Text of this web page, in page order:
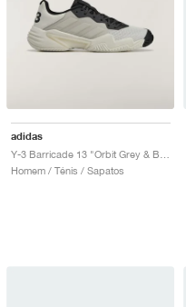
adidas
Homem / Ténis / Sapatos